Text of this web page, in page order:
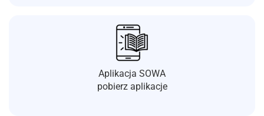
Aplikacja SOWA
pobierz aplikacje